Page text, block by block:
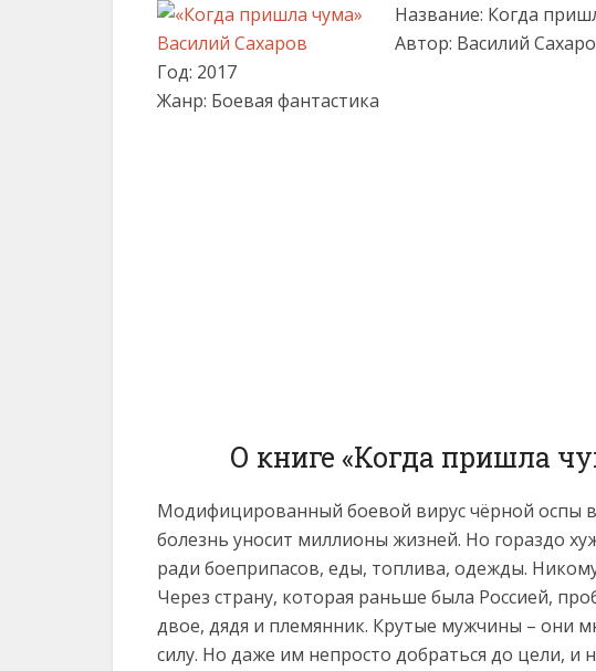
Название: Когда
Автор: Василий
Год: 2017
Жанр: Боевая фантастика
О книге «Когда пришла
Модифицированный боевой вирус чёрной оспы
болезнь уносит миллионы жизней. Но гораздо
ради боеприпасов, еды, топлива, одежды.
Через страну, которая раньше была Россией,
двое, дядя и племянник. Крутые мужчины – они
силу. Но даже им непросто добраться до цели, и